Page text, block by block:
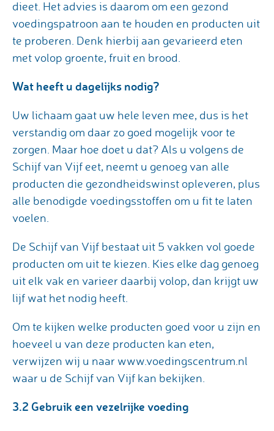
dieet. Het advies is daarom om een gezond
voedingspatroon aan te houden en producten uit
te proberen. Denk hierbij aan gevarieerd eten
met volop groente, fruit en brood.
Wat heeft u dagelijks nodig?
Uw lichaam gaat uw hele leven mee, dus is het
verstandig om daar zo goed mogelijk voor te
zorgen. Maar hoe doet u dat? Als u volgens de
Schijf van Vijf eet, neemt u genoeg van alle
producten die gezondheidswinst opleveren, plus
alle benodigde voedingsstoffen om u fit te laten
voelen.
De Schijf van Vijf bestaat uit 5 vakken vol goede
producten om uit te kiezen. Kies elke dag genoeg
uit elk vak en varieer daarbij volop, dan krijgt uw
lijf wat het nodig heeft.
Om te kijken welke producten goed voor u zijn en
hoeveel u van deze producten kan eten,
verwijzen wij u naar www.voedingscentrum.nl
waar u de Schijf van Vijf kan bekijken.
3.2 Gebruik een vezelrijke voeding